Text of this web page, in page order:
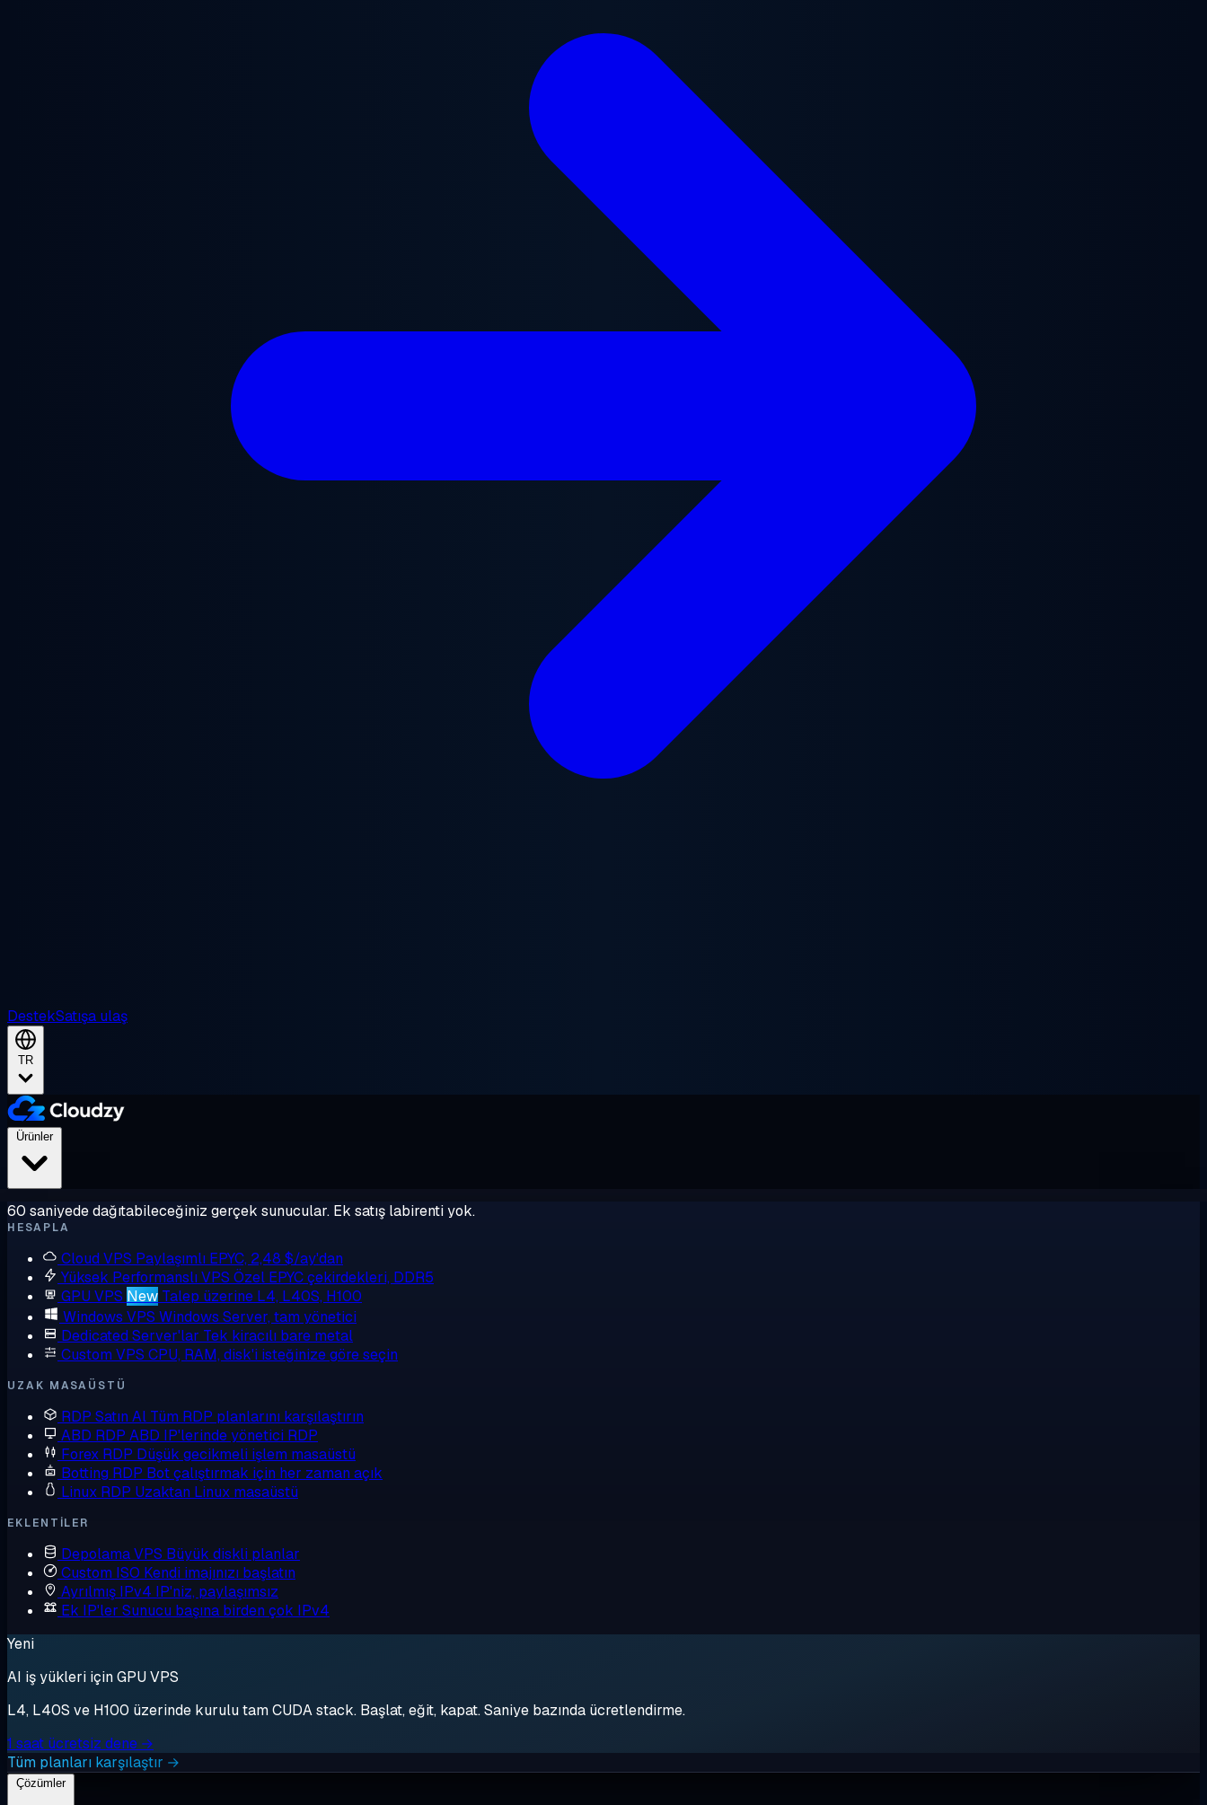
DestekSatışa ulaş
TR
Ürünler
60 saniyede dağıtabileceğiniz gerçek sunucular. Ek satış labirenti yok.
HESAPLA
Cloud VPS Paylaşımlı EPYC, 2,48 $/ay'dan
Yüksek Performanslı VPS Özel EPYC çekirdekleri, DDR5
GPU VPS New Talep üzerine L4, L40S, H100
Windows VPS Windows Server, tam yönetici
Dedicated Server'lar Tek kiracılı bare metal
Custom VPS CPU, RAM, disk'i isteğinize göre seçin
UZAK MASAÜSTÜ
RDP Satın Al Tüm RDP planlarını karşılaştırın
ABD RDP ABD IP'lerinde yönetici RDP
Forex RDP Düşük gecikmeli işlem masaüstü
Botting RDP Bot çalıştırmak için her zaman açık
Linux RDP Uzaktan Linux masaüstü
EKLENTILER
Depolama VPS Büyük diskli planlar
Custom ISO Kendi imajınızı başlatın
Ayrılmış IPv4 IP'niz, paylaşımsız
Ek IP'ler Sunucu başına birden çok IPv4
Yeni
AI iş yükleri için GPU VPS
L4, L40S ve H100 üzerinde kurulu tam CUDA stack. Başlat, eğit, kapat. Saniye bazında ücretlendirme.
1 saat ücretsiz dene →
Tüm planları karşılaştır →
Çözümler